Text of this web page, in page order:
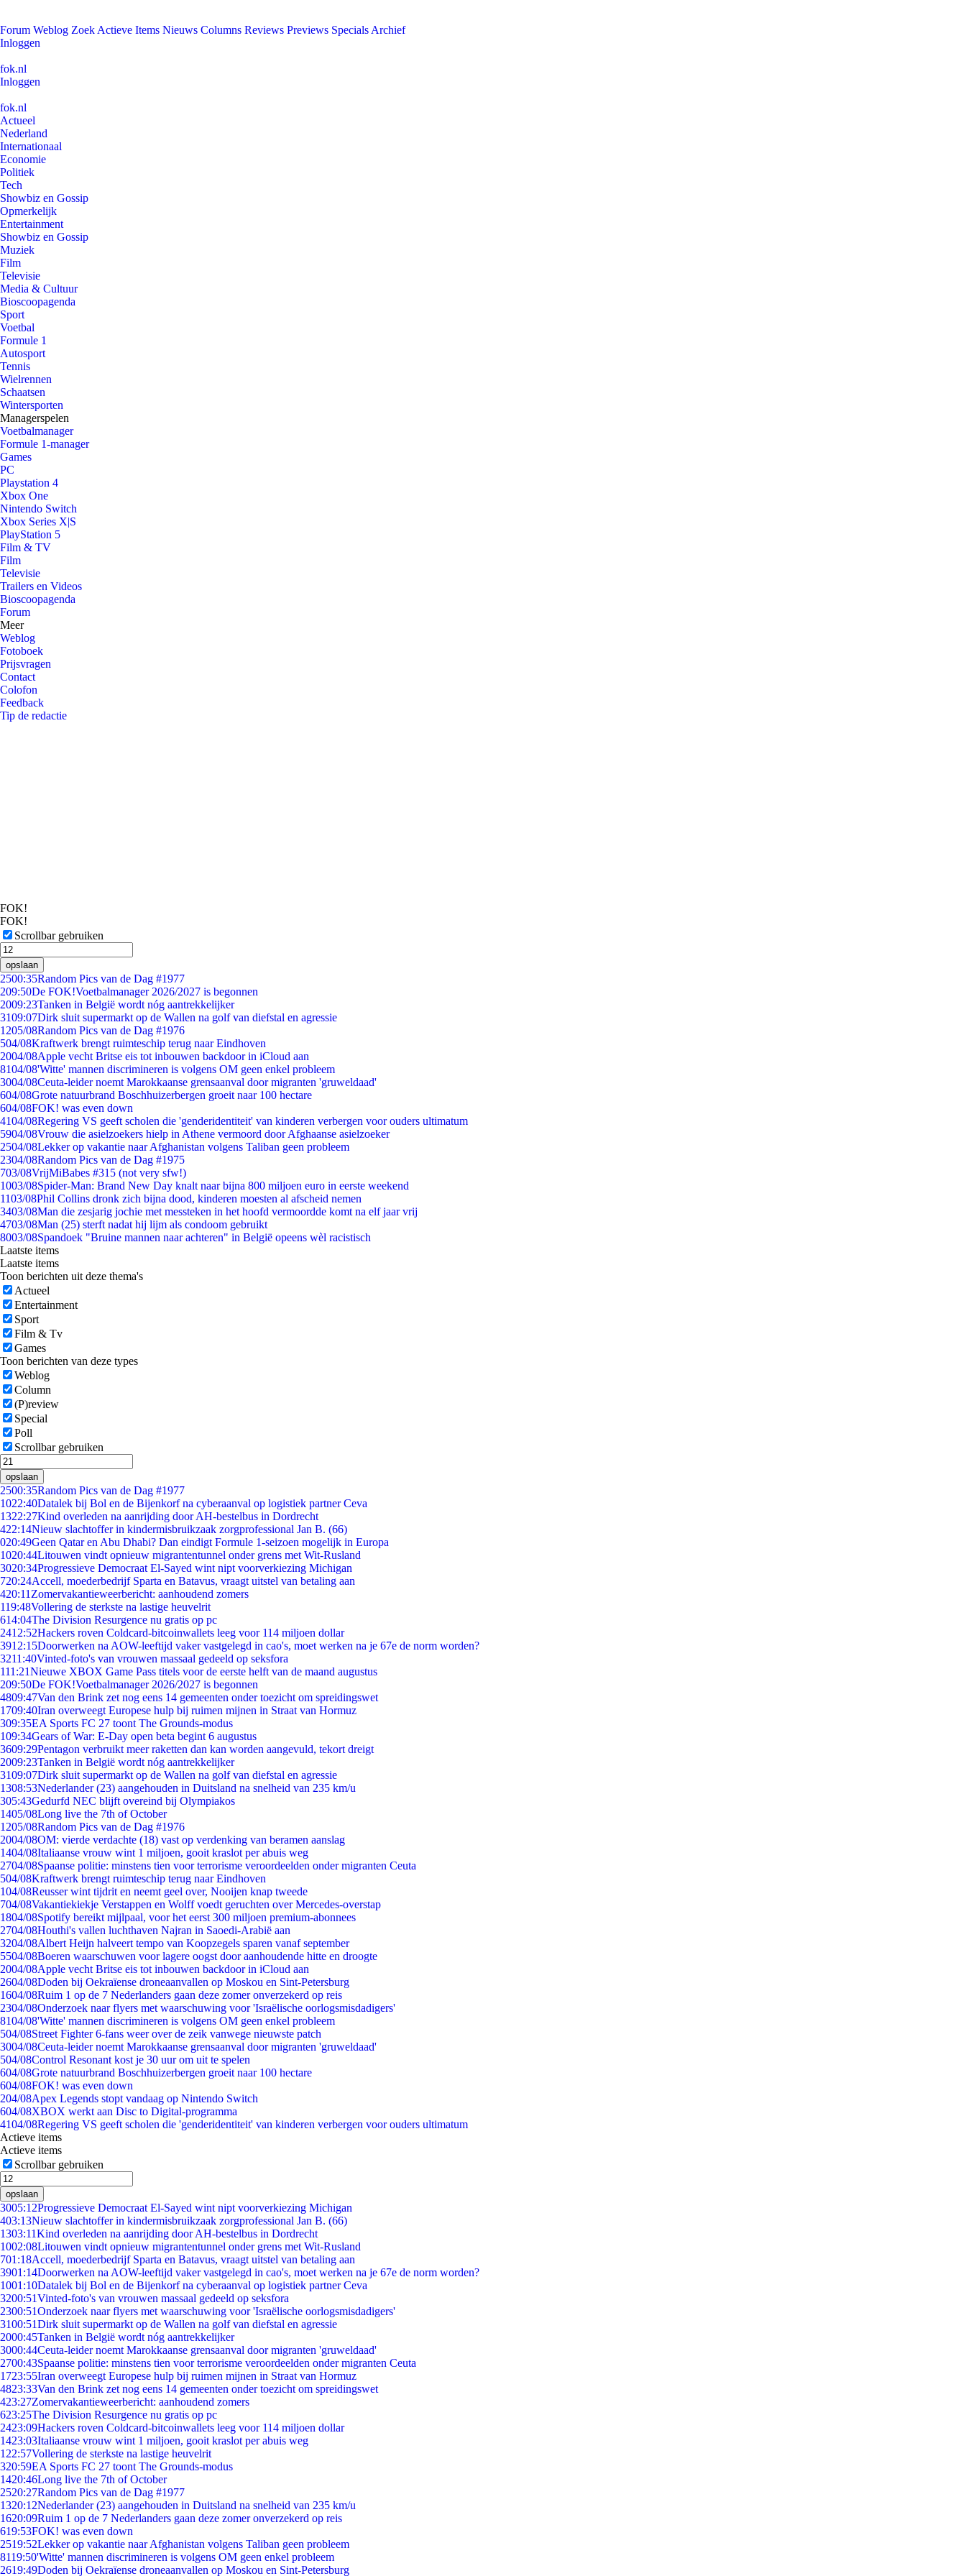
Forum Weblog Zoek Actieve Items Nieuws Columns Reviews Previews Specials Archief
Inloggen
fok.nl
Inloggen
fok.nl
Actueel
Nederland
Internationaal
Economie
Politiek
Tech
Showbiz en Gossip
Opmerkelijk
Entertainment
Showbiz en Gossip
Muziek
Film
Televisie
Media & Cultuur
Bioscoopagenda
Sport
Voetbal
Formule 1
Autosport
Tennis
Wielrennen
Schaatsen
Wintersporten
Managerspelen
Voetbalmanager
Formule 1-manager
Games
PC
Playstation 4
Xbox One
Nintendo Switch
Xbox Series X|S
PlayStation 5
Film & TV
Film
Televisie
Trailers en Videos
Bioscoopagenda
Forum
Meer
Weblog
Fotoboek
Prijsvragen
Contact
Colofon
Feedback
Tip de redactie
FOK!
FOK!
Scrollbar gebruiken
opslaan
2500:35Random Pics van de Dag #1977
209:50De FOK!Voetbalmanager 2026/2027 is begonnen
2009:23Tanken in België wordt nóg aantrekkelijker
3109:07Dirk sluit supermarkt op de Wallen na golf van diefstal en agressie
1205/08Random Pics van de Dag #1976
504/08Kraftwerk brengt ruimteschip terug naar Eindhoven
2004/08Apple vecht Britse eis tot inbouwen backdoor in iCloud aan
8104/08'Witte' mannen discrimineren is volgens OM geen enkel probleem
3004/08Ceuta-leider noemt Marokkaanse grensaanval door migranten 'gruweldaad'
604/08Grote natuurbrand Boschhuizerbergen groeit naar 100 hectare
604/08FOK! was even down
4104/08Regering VS geeft scholen die 'genderidentiteit' van kinderen verbergen voor ouders ultimatum
5904/08Vrouw die asielzoekers hielp in Athene vermoord door Afghaanse asielzoeker
2504/08Lekker op vakantie naar Afghanistan volgens Taliban geen probleem
2304/08Random Pics van de Dag #1975
703/08VrijMiBabes #315 (not very sfw!)
1003/08Spider-Man: Brand New Day knalt naar bijna 800 miljoen euro in eerste weekend
1103/08Phil Collins dronk zich bijna dood, kinderen moesten al afscheid nemen
3403/08Man die zesjarig jochie met messteken in het hoofd vermoordde komt na elf jaar vrij
4703/08Man (25) sterft nadat hij lijm als condoom gebruikt
8003/08Spandoek "Bruine mannen naar achteren" in België opeens wèl racistisch
Laatste items
Laatste items
Toon berichten uit deze thema's
Actueel
Entertainment
Sport
Film & Tv
Games
Toon berichten van deze types
Weblog
Column
(P)review
Special
Poll
Scrollbar gebruiken
opslaan
2500:35Random Pics van de Dag #1977
1022:40Datalek bij Bol en de Bijenkorf na cyberaanval op logistiek partner Ceva
1322:27Kind overleden na aanrijding door AH-bestelbus in Dordrecht
422:14Nieuw slachtoffer in kindermisbruikzaak zorgprofessional Jan B. (66)
020:49Geen Qatar en Abu Dhabi? Dan eindigt Formule 1-seizoen mogelijk in Europa
1020:44Litouwen vindt opnieuw migrantentunnel onder grens met Wit-Rusland
3020:34Progressieve Democraat El-Sayed wint nipt voorverkiezing Michigan
720:24Accell, moederbedrijf Sparta en Batavus, vraagt uitstel van betaling aan
420:11 Zomervakantieweerbericht: aanhoudend zomers
119:48Vollering de sterkste na lastige heuvelrit
614:04The Division Resurgence nu gratis op pc
2412:52Hackers roven Coldcard-bitcoinwallets leeg voor 114 miljoen dollar
3912:15Doorwerken na AOW-leeftijd vaker vastgelegd in cao's, moet werken na je 67e de norm worden?
3211:40Vinted-foto's van vrouwen massaal gedeeld op seksfora
111:21Nieuwe XBOX Game Pass titels voor de eerste helft van de maand augustus
209:50De FOK!Voetbalmanager 2026/2027 is begonnen
4809:47Van den Brink zet nog eens 14 gemeenten onder toezicht om spreidingswet
1709:40Iran overweegt Europese hulp bij ruimen mijnen in Straat van Hormuz
309:35EA Sports FC 27 toont The Grounds-modus
109:34Gears of War: E-Day open beta begint 6 augustus
3609:29Pentagon verbruikt meer raketten dan kan worden aangevuld, tekort dreigt
2009:23Tanken in België wordt nóg aantrekkelijker
3109:07Dirk sluit supermarkt op de Wallen na golf van diefstal en agressie
1308:53Nederlander (23) aangehouden in Duitsland na snelheid van 235 km/u
305:43Gedurfd NEC blijft overeind bij Olympiakos
1405/08Long live the 7th of October
1205/08Random Pics van de Dag #1976
2004/08OM: vierde verdachte (18) vast op verdenking van beramen aanslag
1404/08Italiaanse vrouw wint 1 miljoen, gooit kraslot per abuis weg
2704/08Spaanse politie: minstens tien voor terrorisme veroordeelden onder migranten Ceuta
504/08Kraftwerk brengt ruimteschip terug naar Eindhoven
104/08Reusser wint tijdrit en neemt geel over, Nooijen knap tweede
704/08Vakantiekiekje Verstappen en Wolff voedt geruchten over Mercedes-overstap
1804/08Spotify bereikt mijlpaal, voor het eerst 300 miljoen premium-abonnees
2704/08Houthi's vallen luchthaven Najran in Saoedi-Arabië aan
3204/08Albert Heijn halveert tempo van Koopzegels sparen vanaf september
5504/08Boeren waarschuwen voor lagere oogst door aanhoudende hitte en droogte
2004/08Apple vecht Britse eis tot inbouwen backdoor in iCloud aan
2604/08Doden bij Oekraïense droneaanvallen op Moskou en Sint-Petersburg
1604/08Ruim 1 op de 7 Nederlanders gaan deze zomer onverzekerd op reis
2304/08Onderzoek naar flyers met waarschuwing voor 'Israëlische oorlogsmisdadigers'
8104/08'Witte' mannen discrimineren is volgens OM geen enkel probleem
504/08Street Fighter 6-fans weer over de zeik vanwege nieuwste patch
3004/08Ceuta-leider noemt Marokkaanse grensaanval door migranten 'gruweldaad'
504/08Control Resonant kost je 30 uur om uit te spelen
604/08Grote natuurbrand Boschhuizerbergen groeit naar 100 hectare
604/08FOK! was even down
204/08Apex Legends stopt vandaag op Nintendo Switch
604/08XBOX werkt aan Disc to Digital-programma
4104/08Regering VS geeft scholen die 'genderidentiteit' van kinderen verbergen voor ouders ultimatum
Actieve items
Actieve items
Scrollbar gebruiken
opslaan
3005:12Progressieve Democraat El-Sayed wint nipt voorverkiezing Michigan
403:13Nieuw slachtoffer in kindermisbruikzaak zorgprofessional Jan B. (66)
1303:11Kind overleden na aanrijding door AH-bestelbus in Dordrecht
1002:08Litouwen vindt opnieuw migrantentunnel onder grens met Wit-Rusland
701:18Accell, moederbedrijf Sparta en Batavus, vraagt uitstel van betaling aan
3901:14Doorwerken na AOW-leeftijd vaker vastgelegd in cao's, moet werken na je 67e de norm worden?
1001:10Datalek bij Bol en de Bijenkorf na cyberaanval op logistiek partner Ceva
3200:51Vinted-foto's van vrouwen massaal gedeeld op seksfora
2300:51Onderzoek naar flyers met waarschuwing voor 'Israëlische oorlogsmisdadigers'
3100:51Dirk sluit supermarkt op de Wallen na golf van diefstal en agressie
2000:45Tanken in België wordt nóg aantrekkelijker
3000:44Ceuta-leider noemt Marokkaanse grensaanval door migranten 'gruweldaad'
2700:43Spaanse politie: minstens tien voor terrorisme veroordeelden onder migranten Ceuta
1723:55Iran overweegt Europese hulp bij ruimen mijnen in Straat van Hormuz
4823:33Van den Brink zet nog eens 14 gemeenten onder toezicht om spreidingswet
423:27Zomervakantieweerbericht: aanhoudend zomers
623:25The Division Resurgence nu gratis op pc
2423:09Hackers roven Coldcard-bitcoinwallets leeg voor 114 miljoen dollar
1423:03Italiaanse vrouw wint 1 miljoen, gooit kraslot per abuis weg
1 22:57Vollering de sterkste na lastige heuvelrit
320:59EA Sports FC 27 toont The Grounds-modus
1420:46Long live the 7th of October
2520:27Random Pics van de Dag #1977
1320:12Nederlander (23) aangehouden in Duitsland na snelheid van 235 km/u
1620:09Ruim 1 op de 7 Nederlanders gaan deze zomer onverzekerd op reis
619:53FOK! was even down
2519:52Lekker op vakantie naar Afghanistan volgens Taliban geen probleem
8119:50'Witte' mannen discrimineren is volgens OM geen enkel probleem
2619:49Doden bij Oekraïense droneaanvallen op Moskou en Sint-Petersburg